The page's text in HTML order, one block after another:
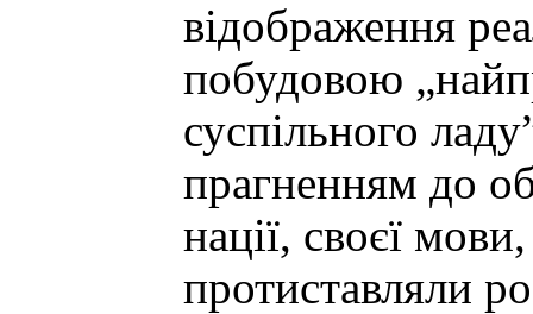
відображення
побудовою
суспільного
прагненням до
нації, своєї
протиставляли